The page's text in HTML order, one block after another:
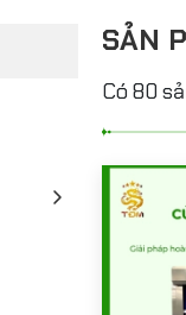
SẢN
Có 80